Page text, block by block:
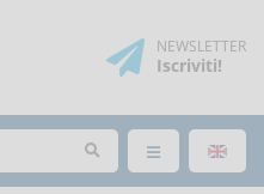
NEWSLETTER
Iscriviti!